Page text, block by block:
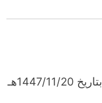
متاح التقديم من اليوم الخميس بتاريخ 1447/11/20هـ